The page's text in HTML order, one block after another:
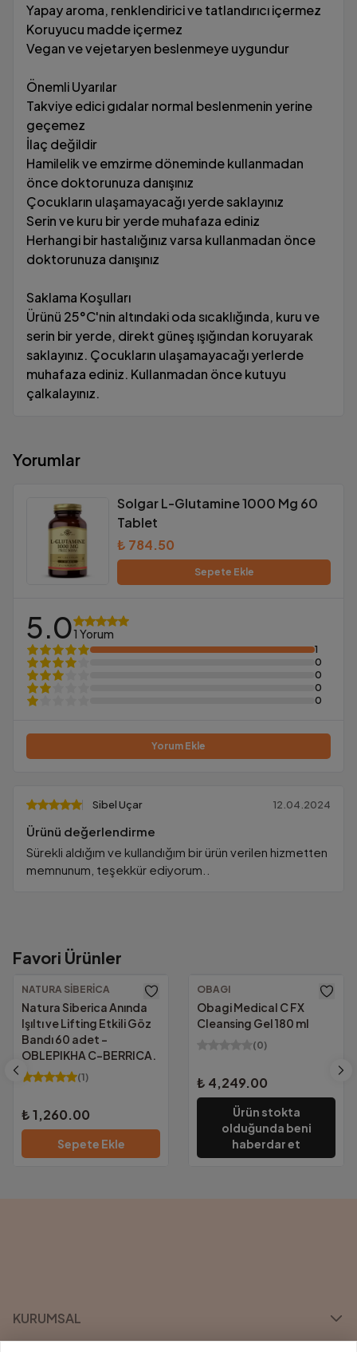
Yapay aroma, renklendirici ve tatlandırıcı içermez
Koruyucu madde içermez
Vegan ve vejetaryen beslenmeye uygundur
Önemli Uyarılar
Takviye edici gıdalar normal beslenmenin yerine
geçemez
İlaç değildir
Hamilelik ve emzirme döneminde kullanmadan
önce doktorunuza danışınız
Çocukların ulaşamayacağı yerde saklayınız
Serin ve kuru bir yerde muhafaza ediniz
Herhangi bir hastalığınız varsa kullanmadan önce
doktorunuza danışınız
Saklama Koşulları
Ürünü 25°C'nin altındaki oda sıcaklığında, kuru ve
serin bir yerde, direkt güneş ışığından koruyarak
saklayınız. Çocukların ulaşamayacağı yerlerde
muhafaza ediniz. Kullanmadan önce kutuyu
çalkalayınız.
Yorumlar
Solgar L-Glutamine 1000 Mg 60
Tablet
₺ 784.50
Sepete Ekle
5.01 Yorum
1
0
0
0
0
Yorum Ekle
Sibel Uçar 12.04.2024
Ürünü değerlendirme
Sürekli aldığım ve kullandığım bir ürün verilen hizmetten
memnunum, teşekkür ediyorum..
1000₺ Üzeri Ücretsiz Kargo!
KVKK Uyumu ve güvenlik sertifikalarımızla
tüm bilgileriniz güvencemiz altında.
Favori Ürünler
NATURA SIBERICA
Natura Siberica Anında
Işıltı ve Lifting Etkili Göz
Bandı 60 adet -
OBLEPIKHA C-BERRICA.
(1)
₺ 1,260.00
Sepete Ekle
OBAGI
Obagi Medical C FX
Cleansing Gel 180 ml
(0)
₺ 4,249.00
Ürün stokta
olduğunda beni
haberdar et
KURUMSAL